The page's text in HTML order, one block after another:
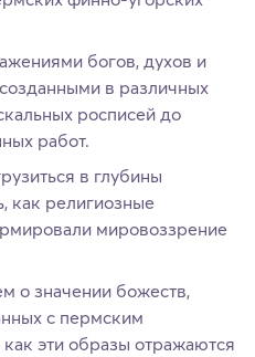
богов, духов и
в различных
росписей до
работ.
в глубины
как религиозные
мировоззрение
о значении божеств,
с пермским
эти образы отражаются